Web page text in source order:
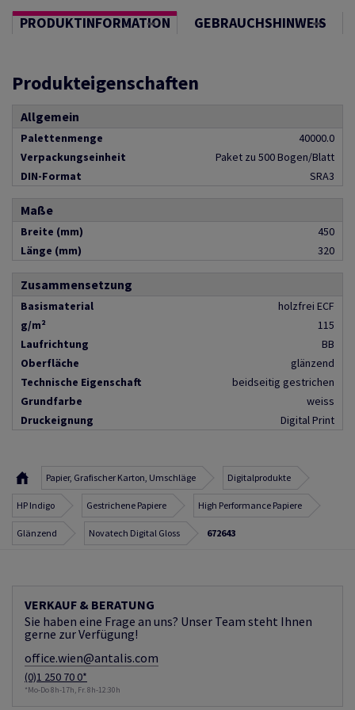
PRODUKTINFORMATION GEBRAUCHSHINWEIS
Produkteigenschaften
Allgemein
Palettenmenge
40000.0
Verpackungseinheit
Paket zu 500 Bogen/Blatt
DIN-Format
SRA3
Maße
Breite (mm)
450
Länge (mm)
320
Zusammensetzung
Basismaterial
holzfrei ECF
g/m²
115
Laufrichtung
BB
Oberfläche
glänzend
Technische Eigenschaft
beidseitig gestrichen
Grundfarbe
weiss
Druckeignung
Digital Print
Papier, Grafischer Karton, Umschläge Digitalprodukte
HP Indigo Gestrichene Papiere High Performance Papiere
Glänzend Novatech Digital Gloss 672643
VERKAUF & BERATUNG
Sie haben eine Frage an uns? Unser Team steht Ihnen
gerne zur Verfügung!
office.wien@antalis.com
(0)1 250 70 0*
*Mo-Do 8h-17h, Fr. 8h-12:30h